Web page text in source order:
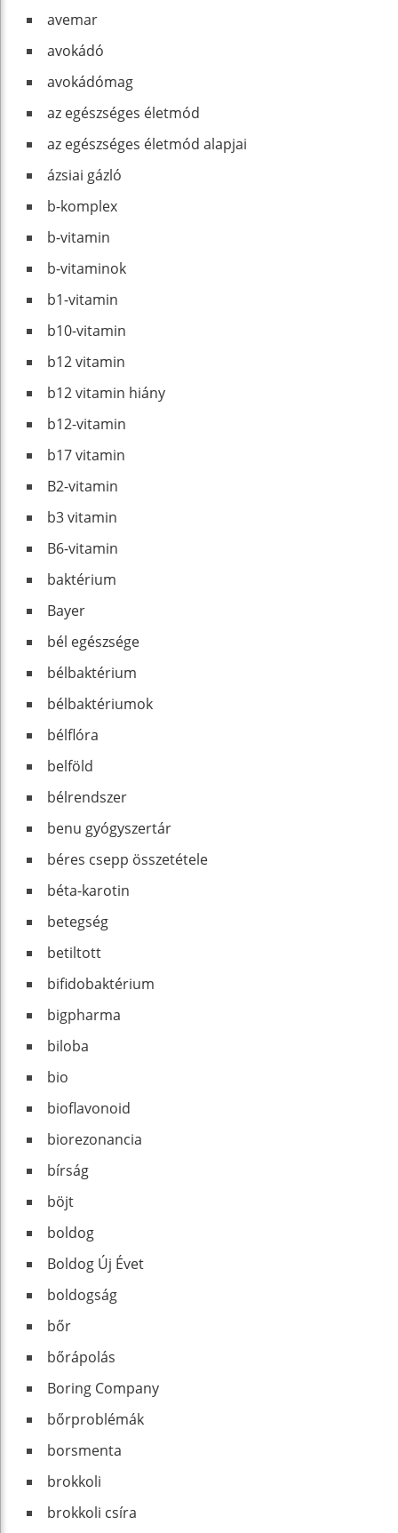
avemar
avokádó
avokádómag
az egészséges életmód
az egészséges életmód alapjai
ázsiai gázló
b-komplex
b-vitamin
b-vitaminok
b1-vitamin
b10-vitamin
b12 vitamin
b12 vitamin hiány
b12-vitamin
b17 vitamin
B2-vitamin
b3 vitamin
B6-vitamin
baktérium
Bayer
bél egészsége
bélbaktérium
bélbaktériumok
bélflóra
belföld
bélrendszer
benu gyógyszertár
béres csepp összetétele
béta-karotin
betegség
betiltott
bifidobaktérium
bigpharma
biloba
bio
bioflavonoid
biorezonancia
bírság
böjt
boldog
Boldog Új Évet
boldogság
bőr
bőrápolás
Boring Company
bőrproblémák
borsmenta
brokkoli
brokkoli csíra